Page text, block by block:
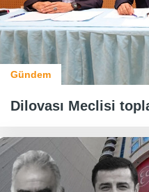
Gündem
Dilovası Meclisi